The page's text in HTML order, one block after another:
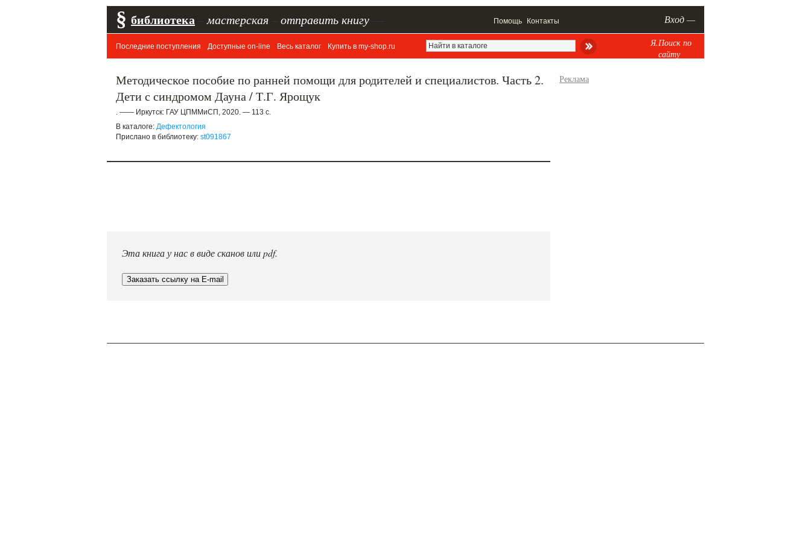
§ библиотека мастерская отправить книгу Помощь Контакты Вход —
Последние поступления Доступные on-line Весь каталог Купить в my-shop.ru
Я.Поиск по
сайту
Методическое пособие по ранней помощи для родителей и специалистов. Часть 2.
Дети с синдромом Дауна / Т.Г. Ярощук
. —— Иркутск: ГАУ ЦПММиСП, 2020. — 113 с.
В каталоге: Дефектология
Прислано в библиотеку: st091867
Эта книга у нас в виде сканов или pdf.
Реклама